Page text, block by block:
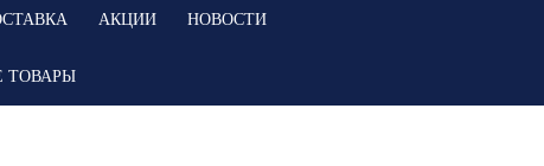
АКЦИИ НОВОСТИ
ТОВАРЫ